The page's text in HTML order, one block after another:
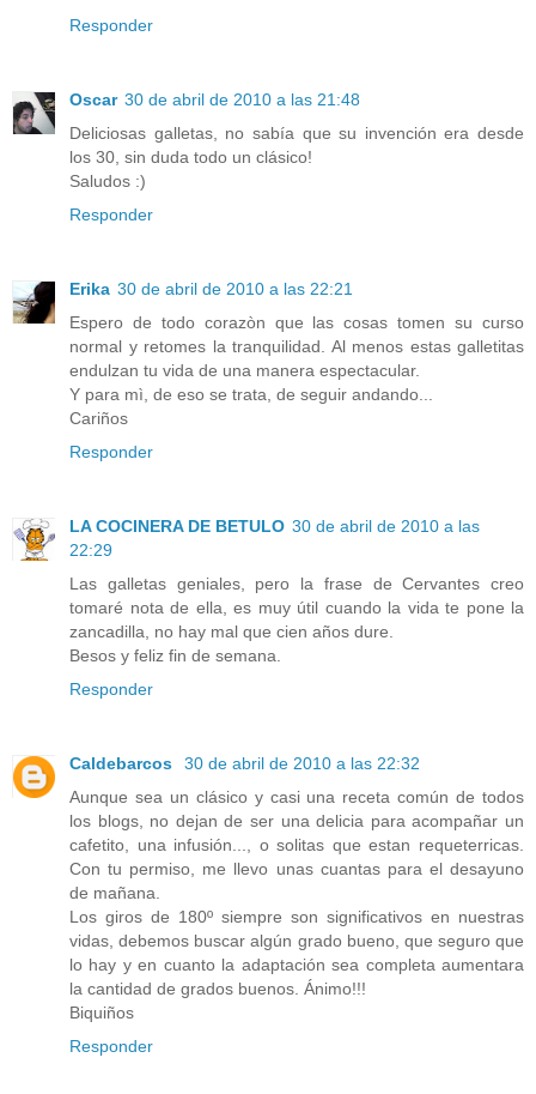
Responder
Oscar 30 de abril de 2010 a las 21:48
Deliciosas galletas, no sabía que su invención era desde
los 30, sin duda todo un clásico!
Saludos :)
Responder
Erika 30 de abril de 2010 a las 22:21
Espero de todo corazòn que las cosas tomen su curso
normal y retomes la tranquilidad. Al menos estas galletitas
endulzan tu vida de una manera espectacular.
Y para mì, de eso se trata, de seguir andando...
Cariños
Responder
LA COCINERA DE BETULO 30 de abril de 2010 a las
22:29
Las galletas geniales, pero la frase de Cervantes creo
tomaré nota de ella, es muy útil cuando la vida te pone la
zancadilla, no hay mal que cien años dure.
Besos y feliz fin de semana.
Responder
Caldebarcos
30 de abril de 2010 a las 22:32
Aunque sea un clásico y casi una receta común de todos
los blogs, no dejan de ser una delicia para acompañar un
cafetito, una infusión..., o solitas que estan requeterricas.
Con tu permiso, me llevo unas cuantas para el desayuno
de mañana.
Los giros de 180º siempre son significativos en nuestras
vidas, debemos buscar algún grado bueno, que seguro que
lo hay y en cuanto la adaptación sea completa aumentara
la cantidad de grados buenos. Ánimo!!!
Biquiños
Responder